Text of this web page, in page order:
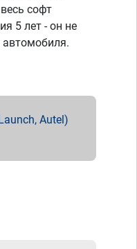
софт
5 лет - он не
автомобиля.
Autel)